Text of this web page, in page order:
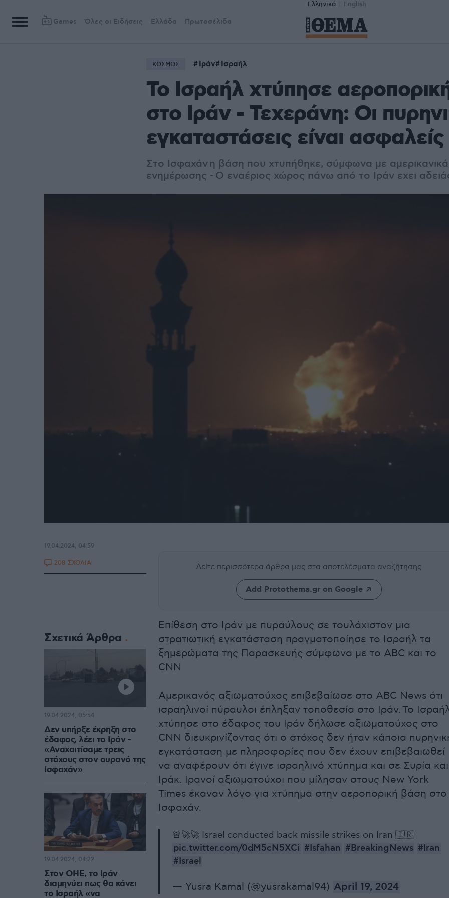
Ελληνικά English
Games Όλες οι Ειδήσεις Ελλάδα Πρωτοσέλιδα
ΚΟΣΜΟΣ Ιράν Ισραήλ
Το Ισραήλ χτύπησε
στο Ιράν - Τεχεράνη: Οι
εγκαταστάσεις είναι ασφαλείς
Στο Ισφαχάν η βάση που χτυπήθηκε, σύμφωνα με
ενημέρωσης - Ο εναέριος χώρος πάνω από το Ιράν εχει
Δείτε περισσότερα άρθρα μας στα αποτελέσματα αναζήτησης
Add Protothema.gr on Google
Επίθεση στο Ιράν με πυραύλους σε τουλάχιστον μια
στρατιωτική εγκατάσταση πραγματοποίησε το Ισραήλ τα
ξημερώματα της Παρασκευής σύμφωνα με τo ABC και το
CNN
Αμερικανός αξιωματούχος επιβεβαίωσε στο ABC News ότι
ισραηλινοί πύραυλοι έπληξαν τοποθεσία στο Ιράν. Το
χτύπησε στο έδαφος του Ιράν δήλωσε αξιωματούχος στο
CNN διευκρινίζοντας ότι ο στόχος δεν ήταν κάποια
εγκατάσταση με πληροφορίες που δεν έχουν επιβεβαιωθεί
να αναφέρουν ότι έγινε ισραηλινό χτύπημα και σε Συρία και
Ιράκ. Ιρανοί αξιωματούχοι που μίλησαν στους New York
Times έκαναν λόγο για χτύπημα στην αεροπορική βάση στο
Ισφαχάν.
🚨🚀🚀 Israel conducted back missile strikes on Iran 🇮🇷
pic.twitter.com/0dM5cN5XCi #Isfahan #BreakingNews #Iran
#Israel
— Yusra Kamal (@yusrakamal94) April 19, 2024
19.04.2024, 04:59
208 ΣΧΟΛΙΑ
Σχετικά Άρθρα
Δεν υπήρξε έκρηξη στο
έδαφος, λέει το Ιράν -
«Αναχαιτίσαμε τρεις
στόχους στον ουρανό της
Ισφαχάν»
19.04.2024, 05:54
Στον ΟΗΕ, το Ιράν
διαμηνύει πως θα κάνει
το Ισραήλ «να
19.04.2024, 04:22